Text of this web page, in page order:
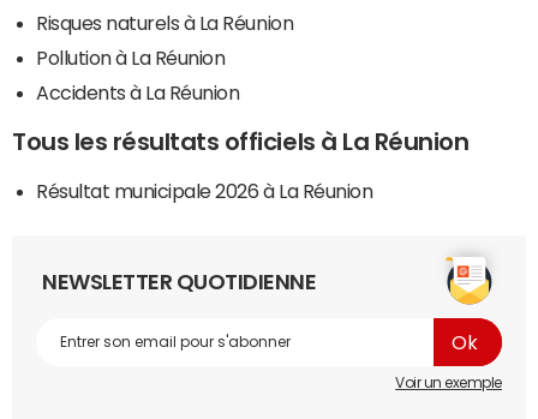
Risques naturels à La Réunion
Pollution à La Réunion
Accidents à La Réunion
Tous les résultats officiels à La Réunion
Résultat municipale 2026 à La Réunion
NEWSLETTER QUOTIDIENNE
Voir un exemple